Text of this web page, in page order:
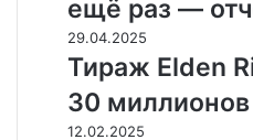
t
a
r
W
a
r
о
з
н
а
ч
и
s
i
’
s
ещё раз —
Т
и
а
ж
29.04.2025
Тираж Elden
30 миллионов
А
12.02.2025